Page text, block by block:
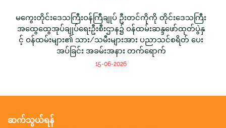
မကွေးတိုင်းဒေသကြီးဝန်ကြီချုပ် ဦးတင်ကိုကို တိုင်းဒေသကြီး
အထွေထွေအုပ်ချုပ်ရေးဦးစီးဌာန၌ ဝန်ထမ်းဆန္ဒဖော်ထုတ်ပွဲနှ
င့် ဝန်ထမ်းများ၏ သား/သမီးများအား ပညာသင်စရိတ် ပေး
အပ်ခြင်း အခမ်းအနား တက်ရောက်
15-06-2026
ဆက်သွယ်ရန်